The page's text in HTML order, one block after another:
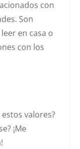
con
Son
en casa o
con los
valores?
¡Me